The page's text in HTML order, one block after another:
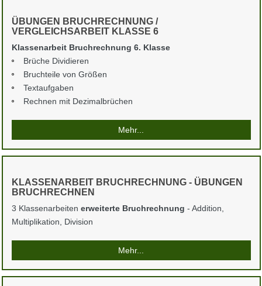
ÜBUNGEN BRUCHRECHNUNG /
VERGLEICHSARBEIT KLASSE 6
Klassenarbeit Bruchrechnung 6. Klasse
Brüche Dividieren
Bruchteile von Größen
Textaufgaben
Rechnen mit Dezimalbrüchen
Mehr...
KLASSENARBEIT BRUCHRECHNUNG - ÜBUNGEN
BRUCHRECHNEN
3 Klassenarbeiten erweiterte Bruchrechnung - Addition,
Multiplikation, Division
Mehr...